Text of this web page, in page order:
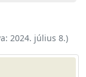
2024. július 8.)